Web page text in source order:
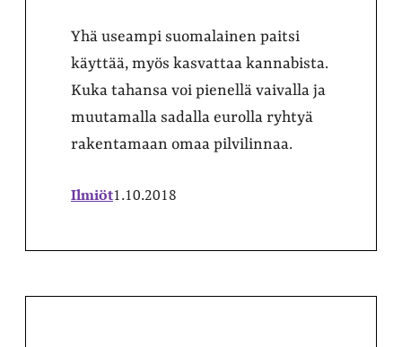
Yhä useampi suomalainen paitsi
käyttää, myös kasvattaa kannabista.
Kuka tahansa voi pienellä vaivalla ja
muutamalla sadalla eurolla ryhtyä
rakentamaan omaa pilvilinnaa.
Ilmiöt1.10.2018